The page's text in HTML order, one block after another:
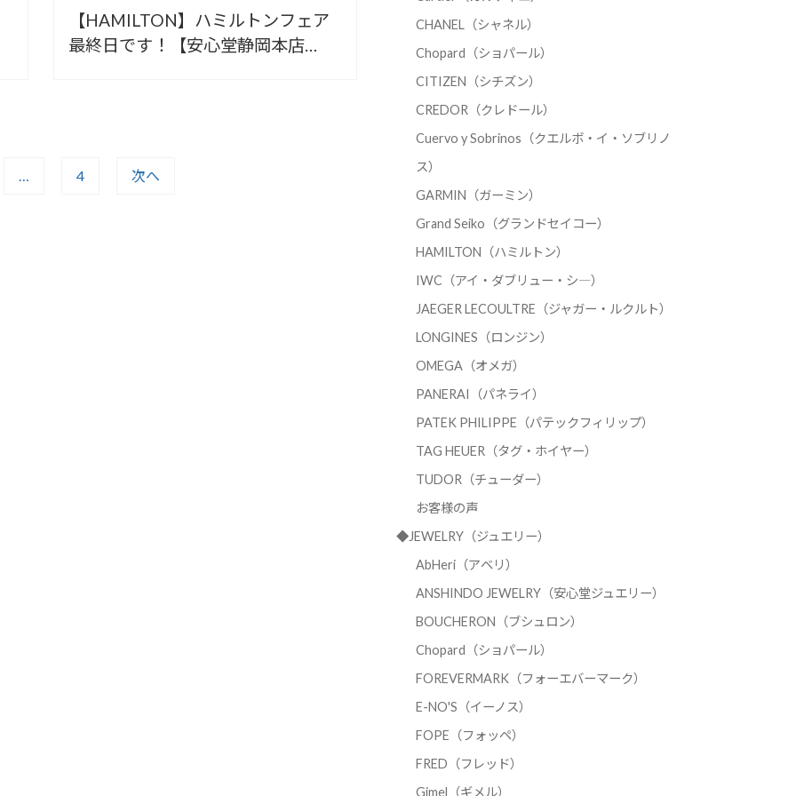
【HAMILTON】ハミルトンフェア
最終日です！【安心堂静岡本店
… 4 次へ
CHANEL（シャネル）
Chopard（ショパール）
CITIZEN（シチズン）
CREDOR（クレドール）
Cuervo y Sobrinos（クエルボ・イ・ソブリノ
ス）
GARMIN（ガーミン）
Grand Seiko（グランドセイコー）
HAMILTON（ハミルトン）
IWC（アイ・ダブリュー・シ―）
JAEGER LECOULTRE（ジャガー・ルクルト）
LONGINES（ロンジン）
OMEGA（オメガ）
PANERAI（パネライ）
PATEK PHILIPPE（パテックフィリップ）
TAG HEUER（タグ・ホイヤー）
TUDOR（チューダー）
お客様の声
◆JEWELRY（ジュエリー）
AbHeri（アベリ）
ANSHINDO JEWELRY（安心堂ジュエリー）
BOUCHERON（ブシュロン）
Chopard（ショパール）
FOREVERMARK（フォーエバーマーク）
E-NO'S（イーノス）
FOPE（フォッペ）
FRED（フレッド）
Gimel（ギメル）